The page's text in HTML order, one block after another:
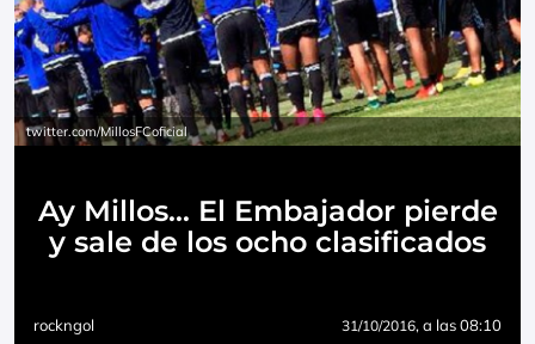
twitter.com/MillosFCoficial
Ay Millos… El Embajador pierde
y sale de los ocho clasificados
rockngol 31/10/2016, a las 08:10